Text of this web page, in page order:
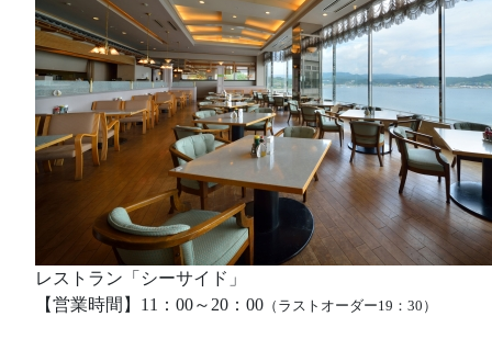
レストラン「シーサイド」
【営業時間】11：00～20：00 （ラストオーダー19：30）